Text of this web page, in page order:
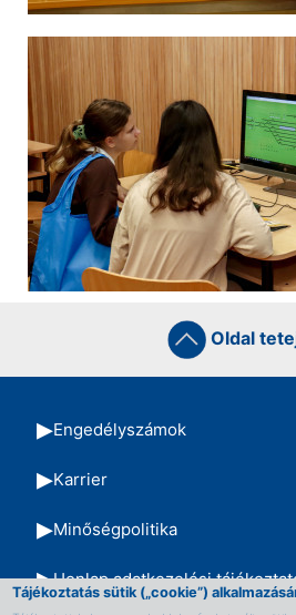
Image
Oldal
Engedélyszámok
Karrier
Minőségpolitika
Honlap adatkezelési
Tájékoztatás sütik („cookie”)